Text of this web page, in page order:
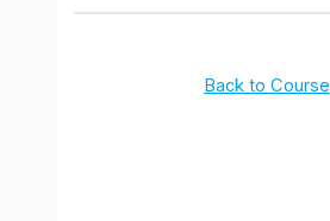
Back to Course